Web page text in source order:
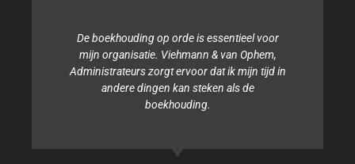
De boekhouding op orde is essentieel voor
mijn organisatie. Viehmann & van Ophem,
Administrateurs zorgt ervoor dat ik mijn tijd in
andere dingen kan steken als de
boekhouding.